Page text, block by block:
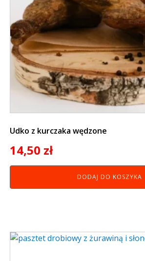
Udko z kurczaka wędzone
14,50 zł
DODAJ DO KOSZYKA